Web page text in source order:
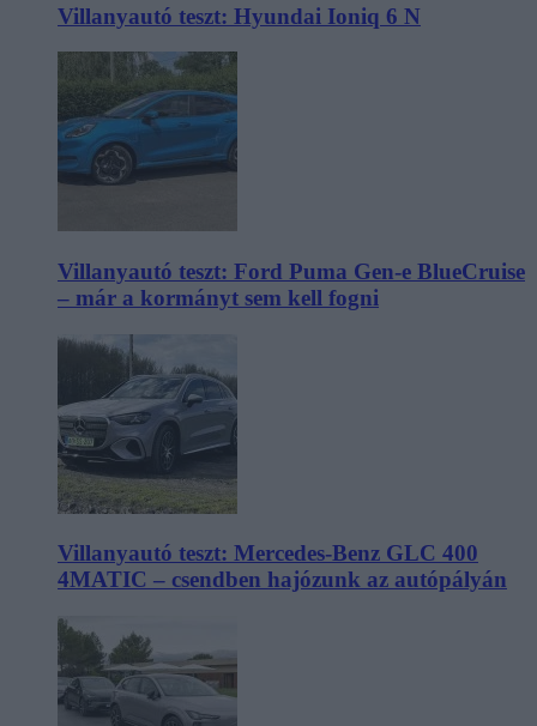
Villanyautó teszt: Hyundai Ioniq 6 N
Villanyautó teszt: Ford Puma Gen-e BlueCruise
– már a kormányt sem kell fogni
Villanyautó teszt: Mercedes-Benz GLC 400
4MATIC – csendben hajózunk az autópályán